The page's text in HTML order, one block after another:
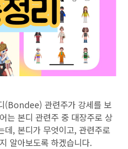
(Bondee) 관련주가 강세를 보
는 본디 관련주 중 대장주로 상
데, 본디가 무엇이고, 관련주로
알아보도록 하겠습니다.